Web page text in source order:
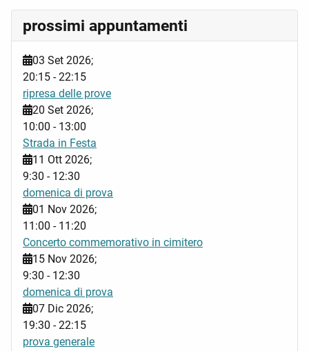
prossimi appuntamenti
03 Set 2026;
20:15 -22:15
ripresa delle prove
20 Set 2026;
10:00 - 13:00
Strada in Festa
11 Ott 2026;
9:30 - 12:30
domenica di prova
01 Nov 2026;
11:00 - 11:20
Concerto commemorativo in cimitero
15 Nov 2026;
9:30 - 12:30
domenica di prova
07 Dic 2026;
19:30 -22:15
prova generale